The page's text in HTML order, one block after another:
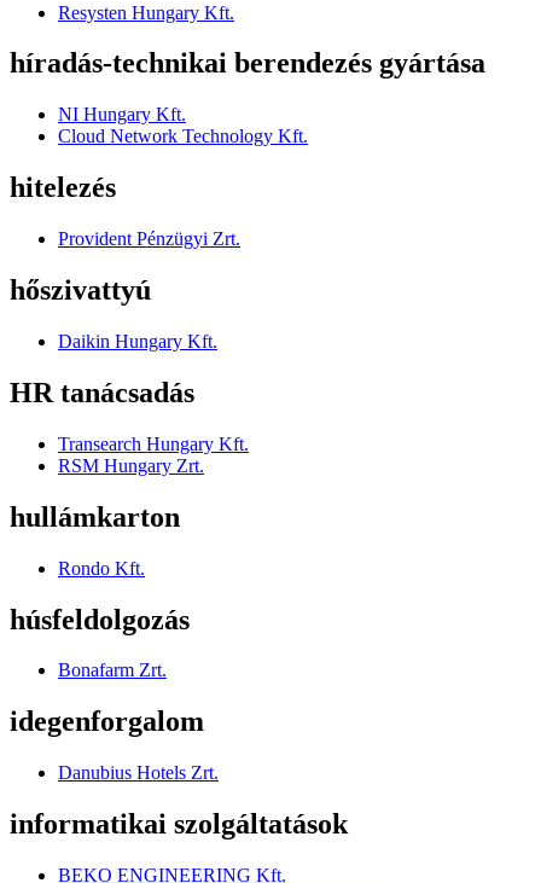
Resysten Hungary Kft.
híradás-technikai berendezés gyártása
NI Hungary Kft.
Cloud Network Technology Kft.
hitelezés
Provident Pénzügyi Zrt.
hőszivattyú
Daikin Hungary Kft.
HR tanácsadás
Transearch Hungary Kft.
RSM Hungary Zrt.
hullámkarton
Rondo Kft.
húsfeldolgozás
Bonafarm Zrt.
idegenforgalom
Danubius Hotels Zrt.
informatikai szolgáltatások
BEKO ENGINEERING Kft.